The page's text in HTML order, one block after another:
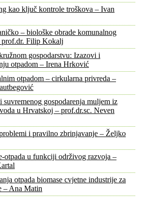
kao ključ kontrole troškova – Ivan
– biološke obrade komunalnog
prof.dr. Filip Kokalj
gospodarstvu: Izazovi i
otpadom – Irena Hrković
otpadom – cirkularna privreda –
gospodarenja muljem iz
u Hrvatskoj – prof.dr.sc. Neven
i pravilno zbrinjavanje – Željko
otpada u funkciji održivog razvoja –
otpada biomase cvjetne industrije za
– Ana Matin